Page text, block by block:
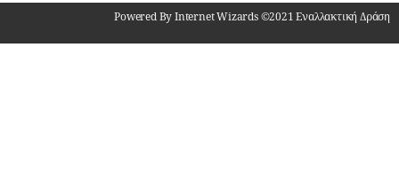
Powered By Internet Wizards ©2021 Εναλλακτική Δράση